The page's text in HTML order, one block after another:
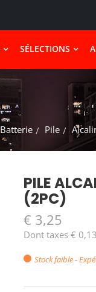
SÉLECTIONS
Batterie Pile
PILE
(2PC)
€ 3,25
Dont taxes € 0,13
Stock faible -